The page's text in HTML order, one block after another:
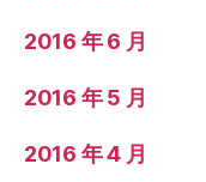
2016 年 6 月
2016 年 5 月
2016 年 4 月